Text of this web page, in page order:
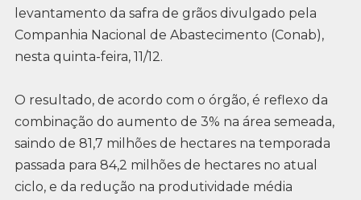
levantamento da safra de grãos divulgado pela
Companhia Nacional de Abastecimento (Conab),
nesta quinta-feira, 11/12.
O resultado, de acordo com o órgão, é reflexo da
combinação do aumento de 3% na área semeada,
saindo de 81,7 milhões de hectares na temporada
passada para 84,2 milhões de hectares no atual
ciclo, e da redução na produtividade média